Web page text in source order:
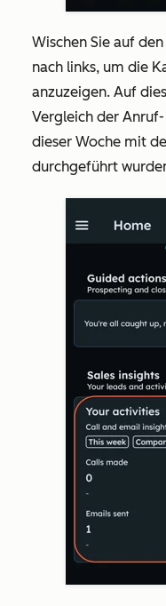
Wischen Sie auf den
nach links, um die
anzuzeigen. Auf
Vergleich der
dieser Woche mit
durchgeführt